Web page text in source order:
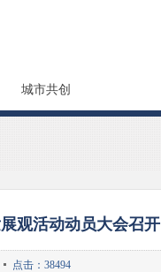
城市共创
观活动动员大会召开
点击：38494